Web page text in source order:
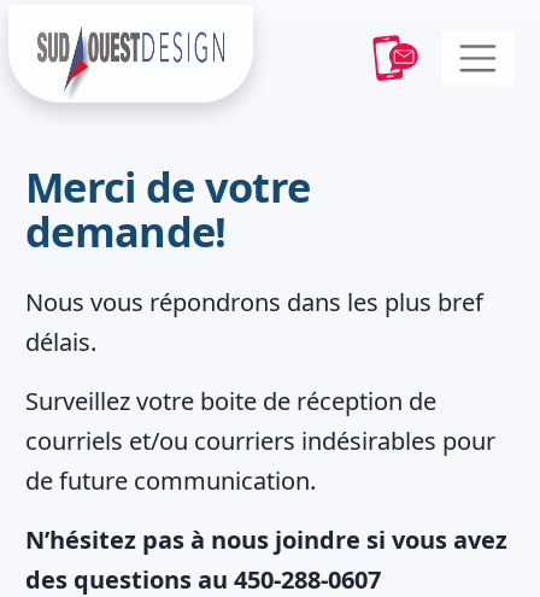
Merci de votre
demande!
Nous vous répondrons dans les plus bref
délais.
Surveillez votre boite de réception de
courriels et/ou courriers indésirables pour
de future communication.
N’hésitez pas à nous joindre si vous avez
des questions au 450-288-0607